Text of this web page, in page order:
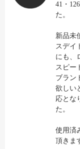
41・
た。
新品未
スデイ
にも、
スピー
ブラン
欲しい
応とな
た。
使用済
頂きま